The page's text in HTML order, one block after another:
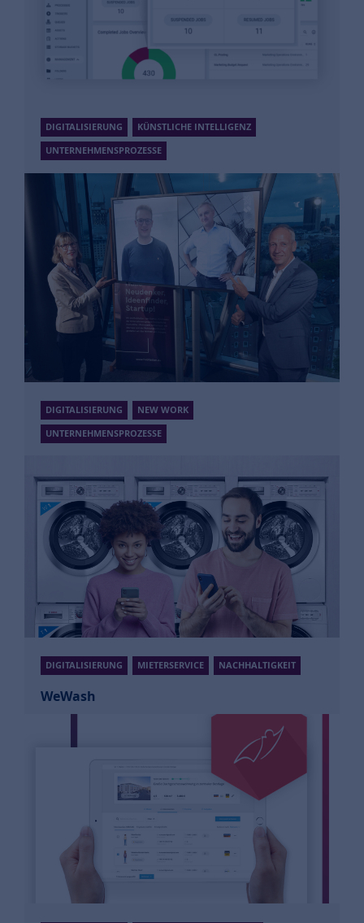
Mehr Informationen
DIGITALISIERUNG
KÜNSTLICHE INTELLIGENZ
UNTERNEHMENSPROZESSE
UiPath
Prozessoptimierung durch RPA
Mehr Informationen
DIGITALISIERUNG
NEW WORK
UNTERNEHMENSPROZESSE
Erfolgreiche Events und Workshops -
virtuell
Mehr Informationen
DIGITALISIERUNG MIETERSERVICE NACHHALTIGKEIT
WeWash
Gemeinschaftswaschküche
Mehr Informationen